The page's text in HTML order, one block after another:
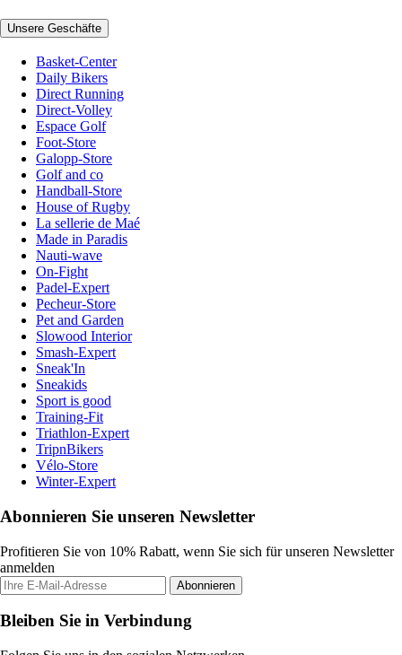
Unsere Geschäfte
Basket-Center
Daily Bikers
Direct Running
Direct-Volley
Espace Golf
Foot-Store
Galopp-Store
Golf and co
Handball-Store
House of Rugby
La sellerie de Maé
Made in Paradis
Nauti-wave
On-Fight
Padel-Expert
Pecheur-Store
Pet and Garden
Slowood Interior
Smash-Expert
Sneak'In
Sneakids
Sport is good
Training-Fit
Triathlon-Expert
TripnBikers
Vélo-Store
Winter-Expert
Abonnieren Sie unseren Newsletter
Profitieren Sie von 10% Rabatt, wenn Sie sich für unseren Newsletter
anmelden
Abonnieren
Bleiben Sie in Verbindung